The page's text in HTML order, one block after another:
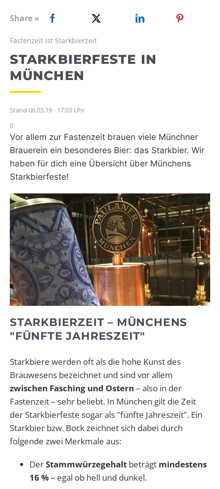
WEBRADIO
Share »
Fastenzeit ist Starkbierzeit
STARKBIERFESTE IN
MÜNCHEN
Stand 06.03.19 - 17:03 Uhr
0
Vor allem zur Fastenzeit brauen viele Münchner
Brauerein ein besonderes Bier: das Starkbier. Wir
haben für dich eine Übersicht über Münchens
Starkbierfeste!
STARKBIERZEIT – MÜNCHENS
"FÜNFTE JAHRESZEIT"
Starkbiere werden oft als die hohe Kunst des
Brauwesens bezeichnet und sind vor allem
zwischen Fasching und Ostern – also in der
Fastenzeit – sehr beliebt. In München gilt die Zeit
der Starkbierfeste sogar als "fünfte Jahreszeit". Ein
Starkbier bzw. Bock zeichnet sich dabei durch
folgende zwei Merkmale aus:
DerStammwürzegehalt beträgt mindestens
16 %– egal ob hell und dunkel.